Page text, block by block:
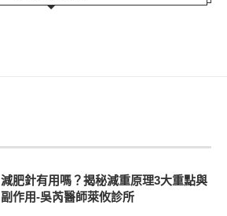
減肥針有用嗎？揭秘減重原理3大重點與
副作用-吳芮醫師萊攸診所